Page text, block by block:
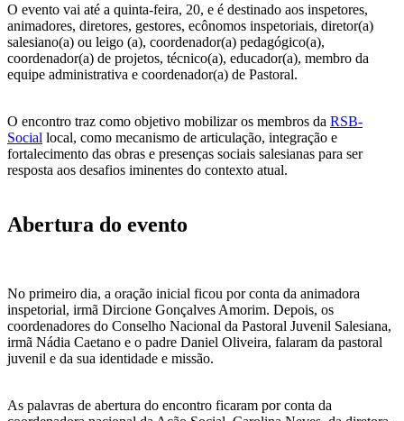
O evento vai até a quinta-feira, 20, e é destinado aos inspetores,
animadores, diretores, gestores, ecônomos inspetoriais, diretor(a)
salesiano(a) ou leigo (a), coordenador(a) pedagógico(a),
coordenador(a) de projetos, técnico(a), educador(a), membro da
equipe administrativa e coordenador(a) de Pastoral.
O encontro traz como objetivo mobilizar os membros da RSB-
Social local, como mecanismo de articulação, integração e
fortalecimento das obras e presenças sociais salesianas para ser
resposta aos desafios iminentes do contexto atual.
Abertura do evento
No primeiro dia, a oração inicial ficou por conta da animadora
inspetorial, irmã Dircione Gonçalves Amorim. Depois, os
coordenadores do Conselho Nacional da Pastoral Juvenil Salesiana,
irmã Nádia Caetano e o padre Daniel Oliveira, falaram da pastoral
juvenil e da sua identidade e missão.
As palavras de abertura do encontro ficaram por conta da